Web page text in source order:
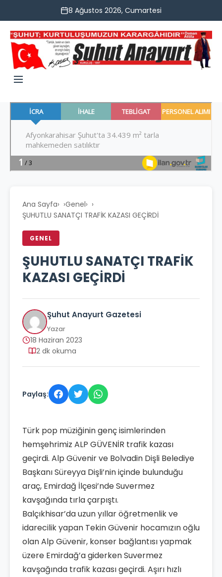
8 Ağustos 2026, Cumartesi
Ana Sayfa› Genel›
ŞUHUTLU SANATÇI TRAFİK KAZASI GEÇİRDİ
GENEL
ŞUHUTLU SANATÇI TRAFİK
KAZASI GEÇİRDİ
Şuhut Anayurt Gazetesi
Yazar
18 Haziran 2023
2 dk okuma
Paylaş:
Türk pop müziğinin genç isimlerinden
hemşehrimiz ALP GÜVENİR trafik kazası
geçirdi. Alp Güvenir ve Bolvadin Dişli Belediye
Başkanı Süreyya Dişli’nin içinde bulunduğu
araç, Emirdağ İlçesi’nde Suvermez
kavşağında tırla çarpıştı.
Balçıkhisar’da uzun yıllar öğretmenlik ve
idarecilik yapan Tekin Güvenir hocamızın oğlu
olan Alp Güvenir, konser bağlantısı yapmak
üzere Emirdağ’a giderken Suvermez
kavşağında trafik kazası geçirdi. Aşırı hızlı